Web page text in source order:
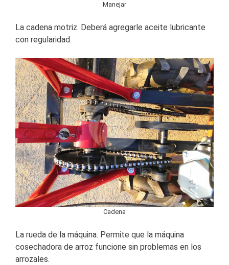
Manejar
La cadena motriz. Deberá agregarle aceite lubricante
con regularidad.
Cadena
La rueda de la máquina. Permite que la máquina
cosechadora de arroz funcione sin problemas en los
arrozales.